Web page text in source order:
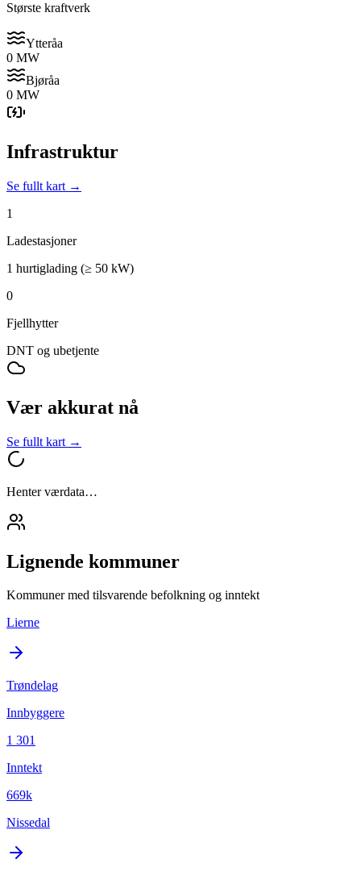
Største kraftverk
Ytteråa
0 MW
Bjøråa
0 MW
Infrastruktur
Se fullt kart →
1
Ladestasjoner
1 hurtiglading (≥ 50 kW)
0
Fjellhytter
DNT og ubetjente
Vær akkurat nå
Se fullt kart →
Henter værdata…
Lignende kommuner
Kommuner med tilsvarende befolkning og inntekt
Lierne
Trøndelag
Innbyggere
1 301
Inntekt
669k
Nissedal